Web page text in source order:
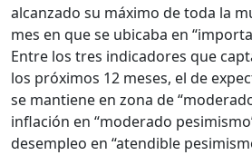
alcanzado su máximo de toda la
mes en que se ubicaba en
Entre los tres indicadores que
los próximos 12 meses, el de
se mantiene en zona de
inflación en “moderado
desempleo en “atendible